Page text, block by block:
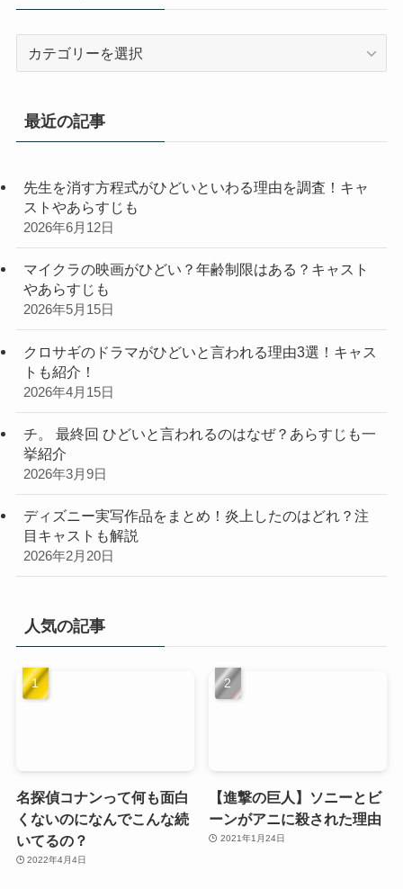
リ
最近の記事
先生を消す方程式がひどいといわる理由を調査！キャ
ストやあらすじも
2026年6月12日
マイクラの映画がひどい？年齢制限はある？キャスト
やあらすじも
2026年5月15日
クロサギのドラマがひどいと言われる理由3選！キャス
トも紹介！
2026年4月15日
チ。 最終回 ひどいと言われるのはなぜ？あらすじも一
挙紹介
2026年3月9日
ディズニー実写作品をまとめ！炎上したのはどれ？注
目キャストも解説
2026年2月20日
人気の記事
名探偵コナンって何も面白
くないのになんでこんな続
いてるの？
2022年4月4日
【進撃の巨人】ソニーとビ
ーンがアニに殺された理由
2021年1月24日